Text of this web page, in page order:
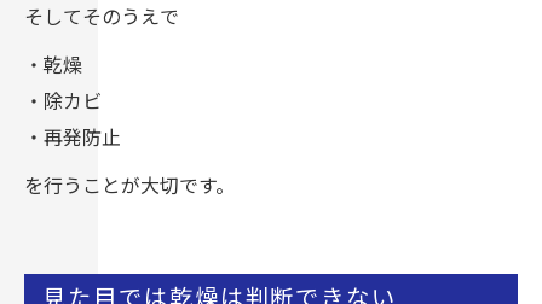
そしてそのうえで
・乾燥
・除カビ
・再発防止
を行うことが大切です。
見た目では乾燥は判断できない